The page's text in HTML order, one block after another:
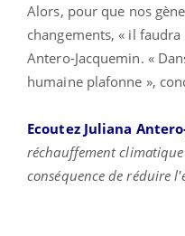
Alors, pour que nos
changements, « il
Antero-Jacquemin. «
humaine plafonne »,
Ecoutez Juliana
réchauffement
conséquence de réduire